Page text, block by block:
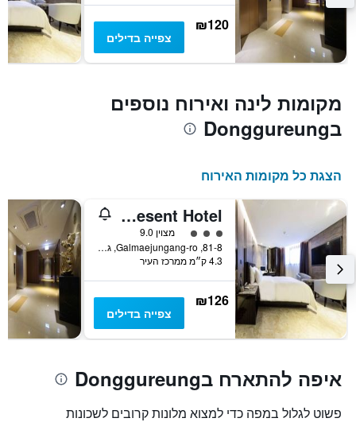
₪120
צפייה בדילים
מקומות לינה ואירוח נוספים
בDonggureung
הצגת כל מקומות האירוח
Guri Galmae Indi Present Hotel
3 דירוג מחלקת נוסעים
מצוין 9.0
81-8, Galmaejungang-ro, גורי, דרום קוריאה
4.3 ק״מ ממרכז העיר
₪126
צפייה בדילים
איפה להתארח בDonggureung
פשוט לגלול במפה כדי למצוא מלונות קרובים לשכונות